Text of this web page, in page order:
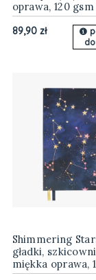
oprawa, 120 gsm
89,90 zł
Shimmering
gładki,
miękka oprawa,